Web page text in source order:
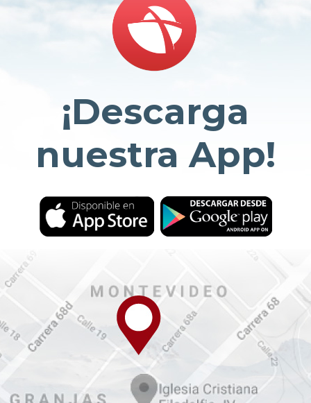
¡Descarga
nuestra App!